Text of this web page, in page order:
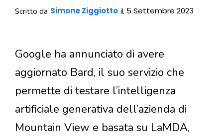
Scritto da Simone Ziggiotto il 5 Settembre 2023
Google ha annunciato di avere
aggiornato Bard, il suo servizio che
permette di testare l’intelligenza
artificiale generativa dell’azienda di
Mountain View e basata su LaMDA,